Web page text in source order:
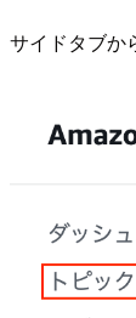
サイドタブか